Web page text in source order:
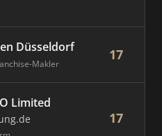
Düsseldorf
Makler
17
Limited
17